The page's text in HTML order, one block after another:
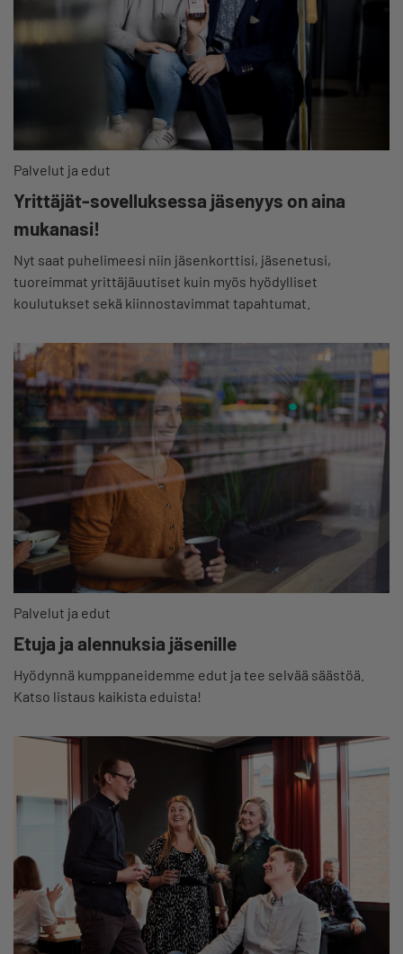
Palvelut ja edut
Yrittäjät-sovelluksessa jäsenyys on aina
mukanasi!
Nyt saat puhelimeesi niin jäsenkorttisi, jäsenetusi,
tuoreimmat yrittäjäuutiset kuin myös hyödylliset
koulutukset sekä kiinnostavimmat tapahtumat.
Palvelut ja edut
Etuja ja alennuksia jäsenille
Hyödynnä kumppaneidemme edut ja tee selvää säästöä.
Katso listaus kaikista eduista!